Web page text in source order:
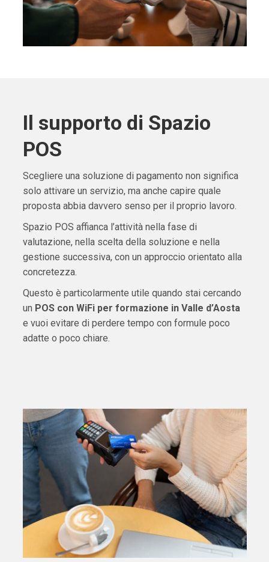
Il supporto di Spazio
POS
Scegliere una soluzione di pagamento non significa
solo attivare un servizio, ma anche capire quale
proposta abbia davvero senso per il proprio lavoro.
Spazio POS affianca l’attività nella fase di
valutazione, nella scelta della soluzione e nella
gestione successiva, con un approccio orientato alla
concretezza.
Questo è particolarmente utile quando stai cercando
un POS con WiFi per formazione in Valle d’Aosta
e vuoi evitare di perdere tempo con formule poco
adatte o poco chiare.